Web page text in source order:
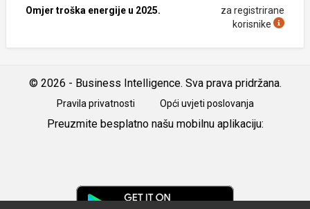
Omjer troška energije u 2025.
za registrirane
korisnike
© 2026 - Business Intelligence. Sva prava pridržana.
Pravila privatnosti Opći uvjeti poslovanja
Preuzmite besplatno našu mobilnu aplikaciju: